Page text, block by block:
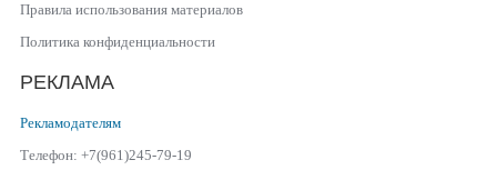
Правила использования материалов
Политика конфиденциальности
РЕКЛАМА
Рекламодателям
Телефон: +7(961)245-79-19